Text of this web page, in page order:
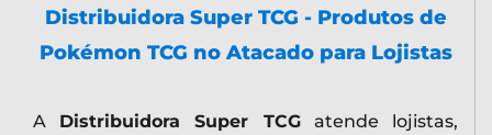
Distribuidora Super TCG - Produtos de
Pokémon TCG no Atacado para Lojistas
A Distribuidora Super TCGatende lojistas,